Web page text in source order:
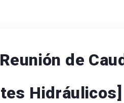
de
Hidráulicos]